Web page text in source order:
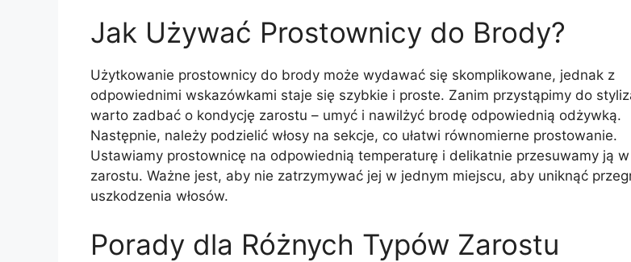
Jak Używać Prostownicy do Brody?
Użytkowanie prostownicy do brody może wydawać się skomplikowane, jednak z
odpowiednimi wskazówkami staje się szybkie i proste. Zanim przystąpimy do
warto zadbać o kondycję zarostu – umyć i nawilżyć brodę odpowiednią odżywką.
Następnie, należy podzielić włosy na sekcje, co ułatwi równomierne prostowanie.
Ustawiamy prostownicę na odpowiednią temperaturę i delikatnie przesuwamy ją w
zarostu. Ważne jest, aby nie zatrzymywać jej w jednym miejscu, aby uniknąć
uszkodzenia włosów.
Porady dla Różnych Typów Zarostu